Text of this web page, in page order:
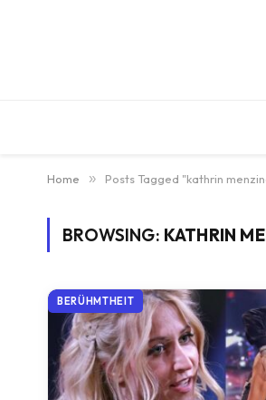
Home » Posts Tagged "kathrin
BROWSING: KATHRIN
BERÜHMTHEIT